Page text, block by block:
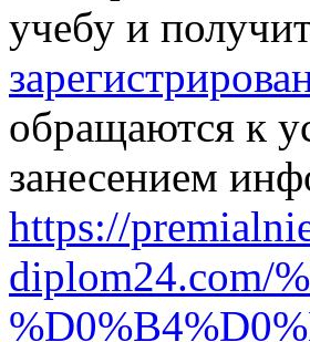
учебу и
обращаются к
занесением
https://
diplom24.com/